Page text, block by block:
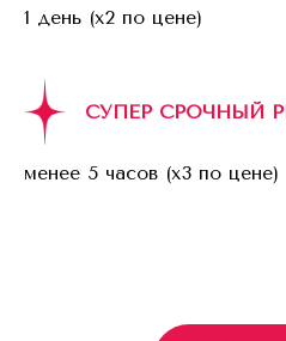
1 день (x2 по цене)
СУПЕР СРОЧНЫЙ
менее 5 часов (x3 по цене)